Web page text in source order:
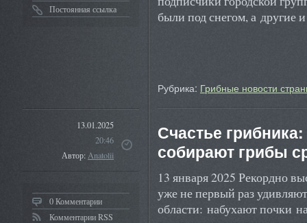
Постоянная ссылка
были под снегом, а другие
Рубрика: Грибные новости
13.01.2025
20:46
Автор:Anatolii
0 Комментарии
Комментарии RSS
Счастье
собирают грибы
13 января 2025 Рекордно
уже не первый раз
области: набухают почки